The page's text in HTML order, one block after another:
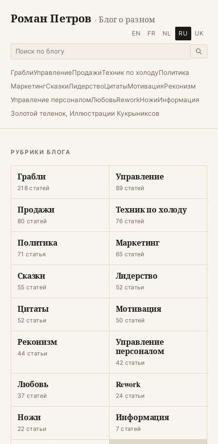
Роман Петров · Блог о разном
EN FR NL RU UK
ГраблиУправлениеПродажиТехник по холодуПолитика
МаркетингСказкиЛидерствоЦитатыМотивацияРеконизм
Управление персоналомЛюбовьReworkНожиИнформация
Золотой теленок, Иллюстрации Кукрыниксов
РУБРИКИ БЛОГА
Грабли
218 статей
Управление
89 статей
Продажи
80 статей
Техник по холоду
76 статей
Политика
71 статья
Маркетинг
65 статей
Сказки
55 статей
Лидерство
52 статьи
Цитаты
52 статьи
Мотивация
50 статей
Реконизм
44 статьи
Управление
персоналом
42 статьи
Любовь
37 статей
Rework
24 статьи
Ножи
22 статьи
Информация
7 статей